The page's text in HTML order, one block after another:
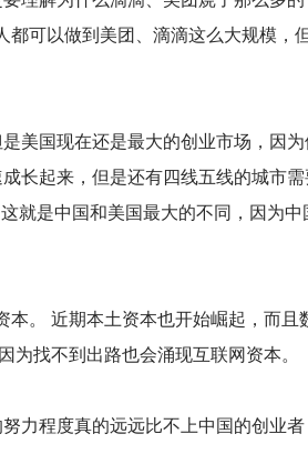
可以做到美团、滴滴这么大规模，
美国现在还是最大的创业市场，因为
长起来，但是还有四线五线的城市需
就是中国和美国最大的不同，因为中
。 近期本土资本也开始崛起，而且
找不到出路也会涌现互联网资本。
程度真的远远比不上中国的创业者